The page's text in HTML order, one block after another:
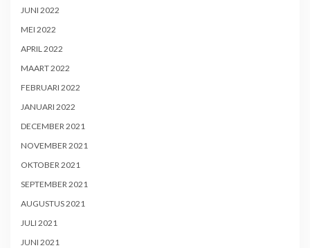
JUNI 2022
MEI 2022
APRIL 2022
MAART 2022
FEBRUARI 2022
JANUARI 2022
DECEMBER 2021
NOVEMBER 2021
OKTOBER 2021
SEPTEMBER 2021
AUGUSTUS 2021
JULI 2021
JUNI 2021